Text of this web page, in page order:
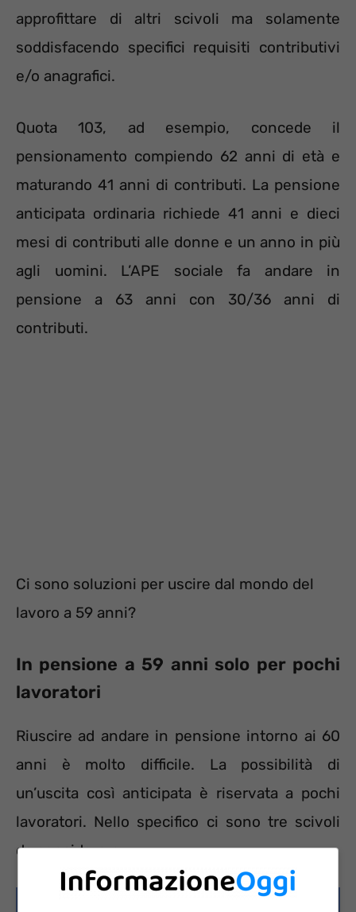
approfittare di altri scivoli ma solamente
soddisfacendo specifici requisiti contributivi
e/o anagrafici.
Quota 103, ad esempio, concede il
pensionamento compiendo 62 anni di età e
maturando 41 anni di contributi. La pensione
anticipata ordinaria richiede 41 anni e dieci
mesi di contributi alle donne e un anno in più
agli uomini. L’APE sociale fa andare in
pensione a 63 anni con 30/36 anni di
contributi.
Ci sono soluzioni per uscire dal mondo del
lavoro a 59 anni?
In pensione a 59 anni solo per pochi
lavoratori
Riuscire ad andare in pensione intorno ai 60
anni è molto difficile. La possibilità di
un’uscita così anticipata è riservata a pochi
lavoratori. Nello specifico ci sono tre scivoli
da considerare.